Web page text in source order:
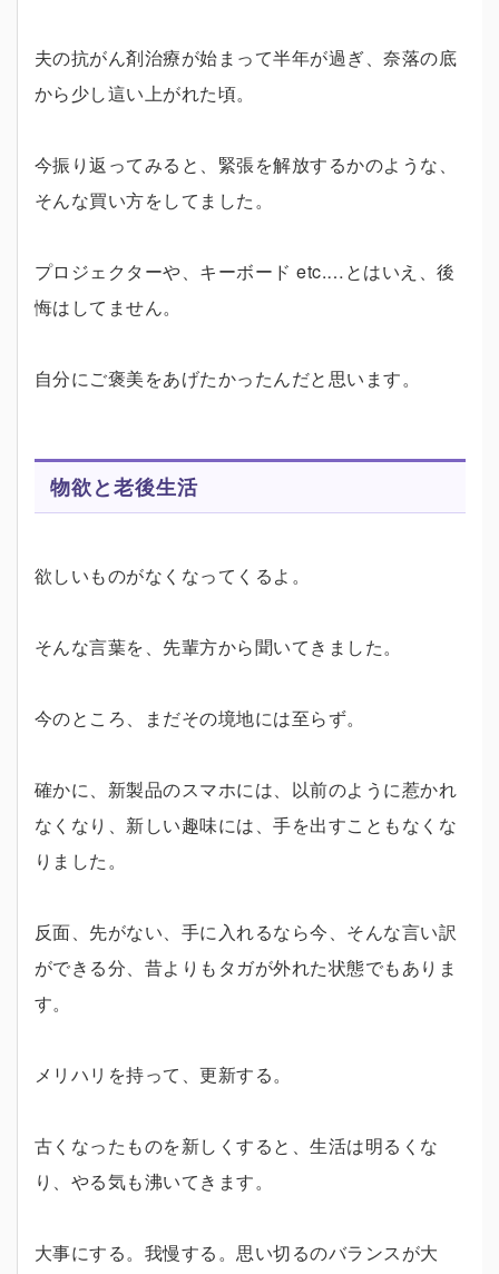
夫の抗がん剤治療が始まって半年が過ぎ、奈落の底
から少し這い上がれた頃。
今振り返ってみると、緊張を解放するかのような、
そんな買い方をしてました。
プロジェクターや、キーボード etc.…とはいえ、後
悔はしてません。
自分にご褒美をあげたかったんだと思います。
物欲と老後生活
欲しいものがなくなってくるよ。
そんな言葉を、先輩方から聞いてきました。
今のところ、まだその境地には至らず。
確かに、新製品のスマホには、以前のように惹かれ
なくなり、新しい趣味には、手を出すこともなくな
りました。
反面、先がない、手に入れるなら今、そんな言い訳
ができる分、昔よりもタガが外れた状態でもありま
す。
メリハリを持って、更新する。
古くなったものを新しくすると、生活は明るくな
り、やる気も沸いてきます。
大事にする。我慢する。思い切るのバランスが大